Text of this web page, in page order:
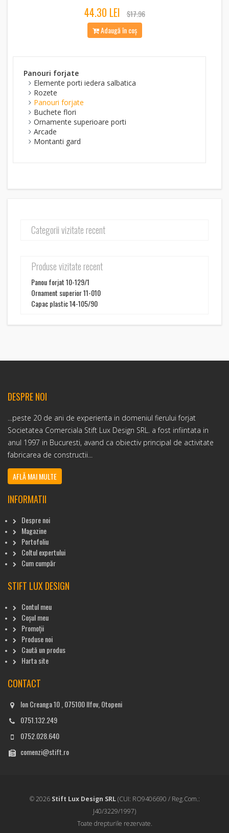
44.30 LEI
$17.96
Adaugă în coș
Panouri forjate
Elemente porti iedera salbatica
Rozete
Panouri forjate
Buchete flori
Ornamente superioare porti
Arcade
Montanti gard
Categorii vizitate recent
Produse vizitate recent
Panou forjat 10-129/1
Ornament superior 11-010
Capac plastic 14-105/90
DESPRE NOI
...peste 20 de ani de experienta in domeniul fierului forjat
Societatea Comerciala Stift Lux Design SRL. a fost infiintata in
anul 1997 in Bucuresti, avand ca obiectiv principal de activitate
fabricarea de constructii...
AFLĂ MAI MULTE
INFORMATII
Despre noi
Magazine
Portofoliu
Coltul expertului
Cum cumpăr
STIFT LUX DESIGN
Contul meu
Coșul meu
Promoții
Produse noi
Caută un produs
Harta site
CONTACT
Ion Creanga 10 , 075100 Ilfov, Otopeni
0751.132.249
0752.028.640
comenzi@stift.ro
© 2026 Stift Lux Design SRL(CUI: RO9406690 / Reg.Com.:
J40/3229/1997)
Toate drepturile rezervate.